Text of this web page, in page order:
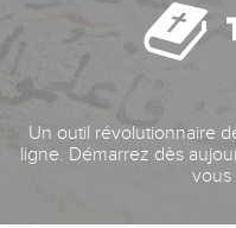
Un outil révolutionnaire
ligne. Démarrez dès
vous